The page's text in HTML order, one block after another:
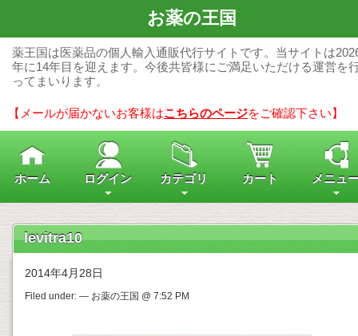
お薬の王国
薬王国は医薬品の個人輸入通販代行サイトです。当サイトは
年に14年目を迎えます。今後共皆様にご満足いただける運営を
ってまいります。
【メールが届かないお客様はこちらのページをご確認下さい】
ホーム ログイン カテゴリ カート メニュ
levitra10
2014年4月28日
Filed under: — お薬の王国 @ 7:52 PM